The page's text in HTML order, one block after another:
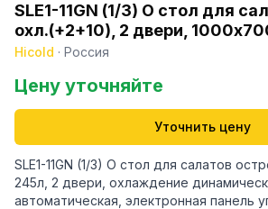
SLE1-11GN (1/3) О стол для
охл.(+2+10), 2 двери,
Hicold · Россия
Цену уточняйте
Уточнить цену
SLE1-11GN (1/3) О стол для салатов
245л, 2 двери, охлаждение
автоматическая, электронная панель